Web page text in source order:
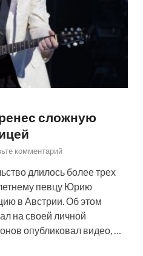
сложную
комментарий
длилось более трех
певцу Юрию
в Австрии. Об этом
на своей личной
опубликовал видео, …